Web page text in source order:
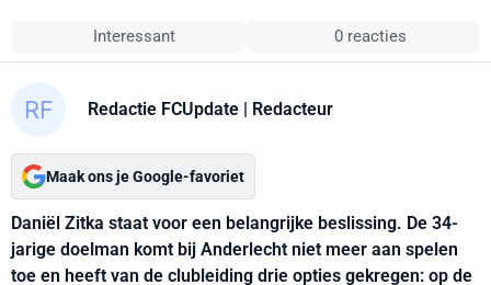
Interessant 0 reacties
Redactie FCUpdate | Redacteur
Maak ons je Google-favoriet
Daniël Zitka staat voor een belangrijke beslissing. De 34-
jarige doelman komt bij Anderlecht niet meer aan spelen
toe en heeft van de clubleiding drie opties gekregen: op de